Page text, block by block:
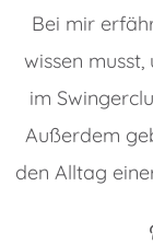
Bei mir
wissen
im
Außerdem
den Alltag